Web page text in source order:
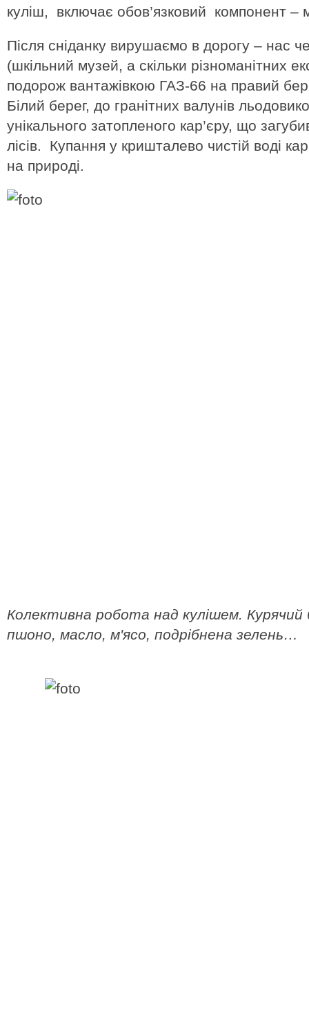
куліш, включає обов’язковий компонент –
Після сніданку вирушаємо в дорогу – нас
(шкільний музей, а скільки різноманітних
подорож вантажівкою ГАЗ-66 на правий
Білий берег, до гранітних валунів
унікального затопленого кар’єру, що
лісів. Купання у кришталево чистій воді
на природі.
Колективна робота над кулішем. Курячий
пшоно, масло, м'ясо, подрібнена зелень…